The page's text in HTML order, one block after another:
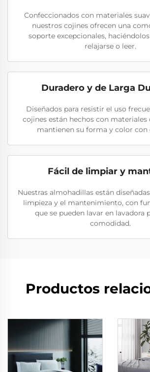
Confeccionados con materiales
nuestros cojines ofrecen una
soporte excepcionales,
relajarse o leer.
Duradero y de Larga
Diseñados para resistir el uso
cojines están hechos con materiales
mantienen su forma y color con
Fácil de limpiar y
Nuestras almohadillas están
limpieza y el mantenimiento, con
que se pueden lavar en lavadora
comodidad.
Productos